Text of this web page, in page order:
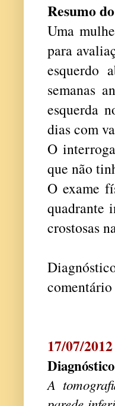
Resumo
Uma
para
esquerdo
semanas
esquerda
dias com
O
que não
O exame
quadrante
crostosas
17/07/2012
A